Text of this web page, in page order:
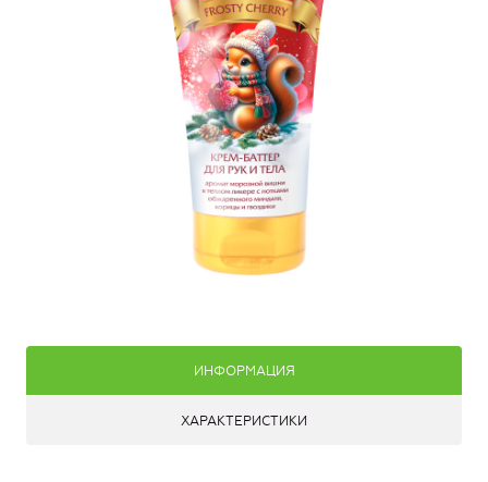
ИНФОРМАЦИЯ
ХАРАКТЕРИСТИКИ